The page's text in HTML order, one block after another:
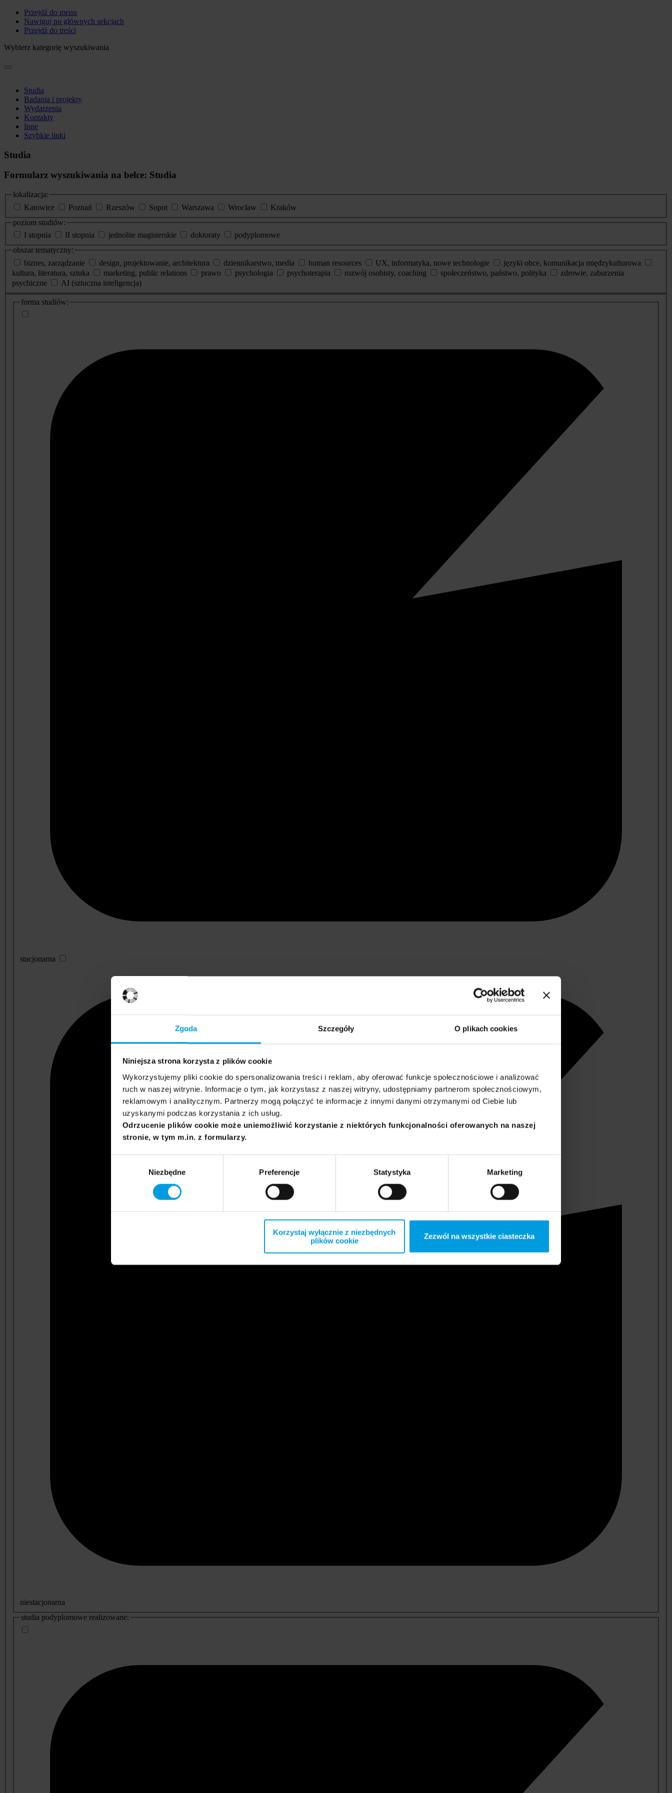
Zgoda Szczegóły O plikach cookies
Niniejsza strona korzysta z plików cookie
Wykorzystujemy pliki cookie do spersonalizowania treści i reklam, aby oferować funkcje społecznościowe i analizować
ruch w naszej witrynie. Informacje o tym, jak korzystasz z naszej witryny, udostępniamy partnerom społecznościowym,
reklamowym i analitycznym. Partnerzy mogą połączyć te informacje z innymi danymi otrzymanymi od Ciebie lub
uzyskanymi podczas korzystania z ich usług.
Odrzucenie plików cookie może uniemożliwić korzystanie z niektórych funkcjonalności oferowanych na naszej
stronie, w tym m.in. z formularzy.
Niezbędne Preferencje Statystyka Marketing
Korzystaj wyłącznie z niezbędnych
plików cookie
Zezwól na wszystkie ciasteczka
Przejdź do menu
Nawiguj po głównych sekcjach
Przejdź do treści
Wybierz kategorię wyszukiwania
Studia
Badania i projekty
Wydarzenia
Kontakty
Inne
Szybkie linki
Studia
Formularz wyszukiwania na belce: Studia
lokalizacja:
Katowice
Poznań Rzeszów Sopot Warszawa Wrocław
Kraków
poziom studiów:
I stopnia
II stopnia jednolite magisterskie doktoraty
podyplomowe
obszar tematyczny:
biznes, zarządzanie
design, projektowanie, architektura dziennikarstwo, media human resources UX, informatyka, nowe technologie
języki obce, komunikacja międzykulturowa
kultura, literatura, sztuka
marketing, public relations prawo psychologia psychoterapia rozwój osobisty, coaching społeczeństwo, państwo, polityka
zdrowie, zaburzenia
psychiczne
AI (sztuczna inteligencja)
dodatkowe
informacje
forma studiów:
stacjonarna
niestacjonarna
studia podyplomowe realizowane: